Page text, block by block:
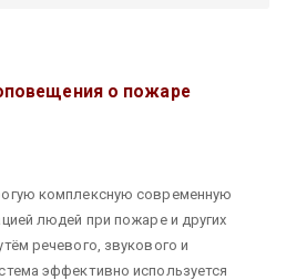
о пожаре
комплексную современную
людей при пожаре и других
речевого, звукового и
эффективно используется